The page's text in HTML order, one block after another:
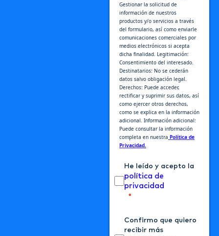
Gestionar la solicitud de
información de nuestros
productos y/o servicios a través
del formulario, así como enviarle
comunicaciones comerciales por
medios electrónicos si acepta
dicha finalidad. Legitimación:
Consentimiento del interesado.
Destinatarios: No se cederán
datos salvo obligación legal.
Derechos: Puede acceder,
rectificar y suprimir sus datos, así
como ejercer otros derechos,
como se explica en la información
adicional. Información adicional:
Puede consultar la información
completa en nuestra Política de
Privacidad.
He leído y acepto la
política de
privacidad
Confirmo que quiero
recibir más